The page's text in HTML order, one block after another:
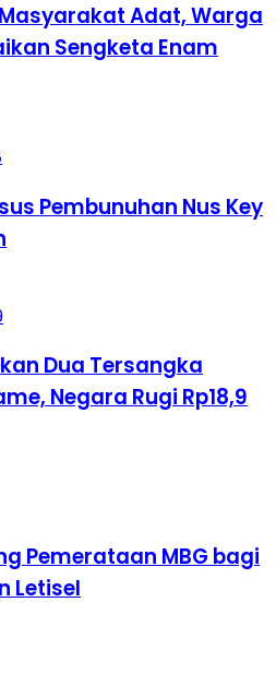
Adat, Warga
Sengketa Enam
Pembunuhan Nus Key
Dua Tersangka
Negara Rugi Rp18,9
Pemerataan MBG bagi
Letisel